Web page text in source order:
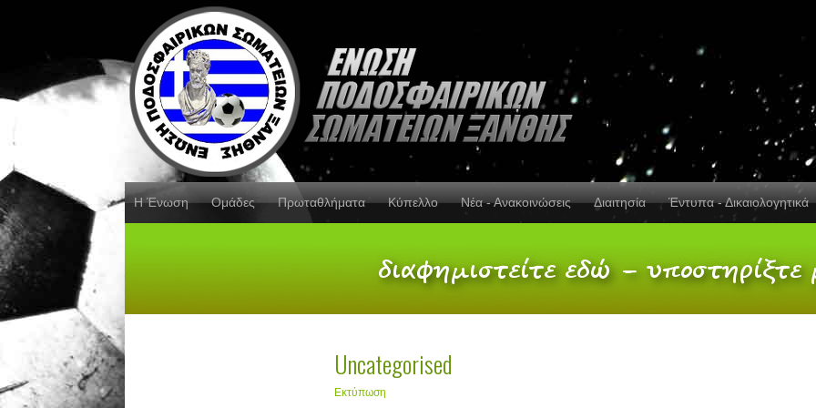
Η Ένωση Ομάδες Πρωταθλήματα Κύπελλο Νέα - Ανακοινώσεις Διαιτησία Έντυπα - Δικαιολογητικά
Uncategorised
Εκτύπωση